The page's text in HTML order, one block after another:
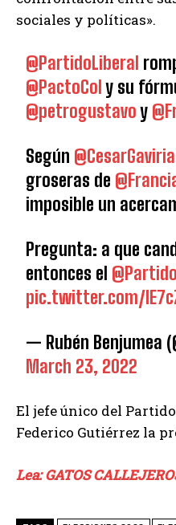
sociales y políticas».
@PartidoLiberal
@PactoColy su
@petrogustavoy
Según
groseras de
imposible un
Pregunta: a que
entonces el
pic.twitter.com/
— Rubén Benjumea
March 23, 2022
El jefe único del
Federico Gutiérrez la
Lea: GATOS